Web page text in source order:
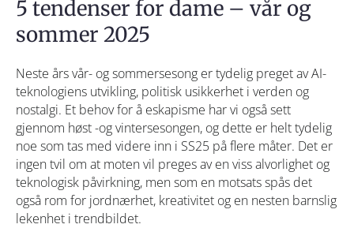
5 tendenser for dame – vår og
sommer 2025
Neste års vår- og sommersesong er tydelig preget av AI-
teknologiens utvikling, politisk usikkerhet i verden og
nostalgi. Et behov for å eskapisme har vi også sett
gjennom høst -og vintersesongen, og dette er helt tydelig
noe som tas med videre inn i SS25 på flere måter. Det er
ingen tvil om at moten vil preges av en viss alvorlighet og
teknologisk påvirkning, men som en motsats spås det
også rom for jordnærhet, kreativitet og en nesten barnslig
lekenhet i trendbildet.